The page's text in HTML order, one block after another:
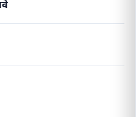
महाराष्ट्रातील प्रगती